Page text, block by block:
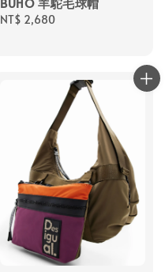
Regular
NT$ 2,680